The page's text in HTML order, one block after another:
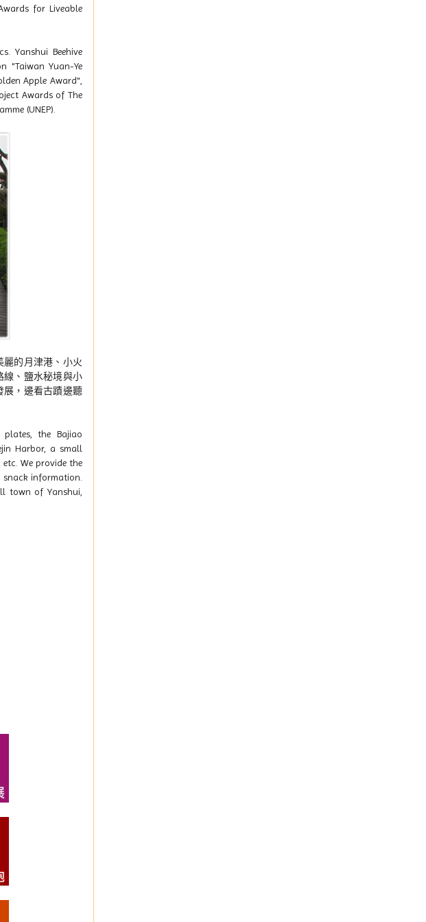
for Liveable
Yanshui Beehive
"Taiwan Yuan-Ye
Apple Award",
Awards of The
(UNEP).
麗的月津港、小火
線、鹽水秘境與小
展，邊看古蹟邊聽
the Bajiao
Harbor, a small
We provide the
information.
town of Yanshui,